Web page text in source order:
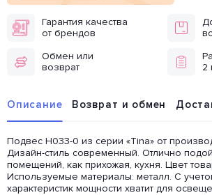
Гарантия качества
от брендов
Обмен или
возврат
2
Описание Возврат и обмен
Подвес H033-0 из серии «Tina» от
Дизайн-стиль современный. Отлично
помещений, как прихожая, кухня. Цвет
Используемые материалы: металл. С
характеристик мощности хватит для